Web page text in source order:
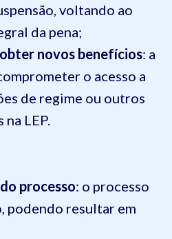
voltando ao
da pena;
novos benefícios: a
o acesso a
de regime ou outros
LEP.
processo: o processo
podendo resultar em